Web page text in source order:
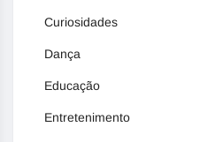
Curiosidades
Dança
Educação
Entretenimento